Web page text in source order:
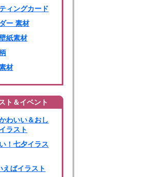
ィングカード
ー 素材
紙素材
材
ト＆イベント
わいい＆おし
ラスト
！七夕イラス
えばイラスト